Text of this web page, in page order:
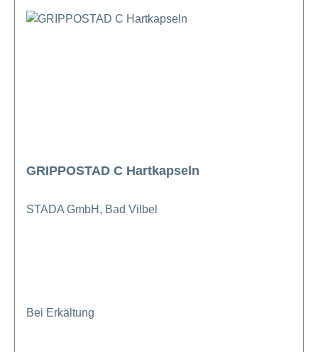
GRIPPOSTAD C Hartkapseln
STADA GmbH, Bad Vilbel
Bei Erkältung